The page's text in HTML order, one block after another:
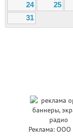
24
25
31
Реклама: ООО